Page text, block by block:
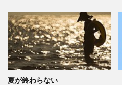
夏が終わらない